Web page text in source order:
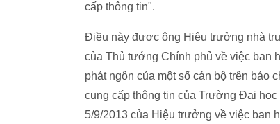
cấp thông tin".
Điều này được ông Hiệu trưởng nhà
của Thủ tướng Chính phủ về việc ban
phát ngôn của một số cán bộ trên báo
cung cấp thông tin của Trường Đại
5/9/2013 của Hiệu trưởng về việc ban